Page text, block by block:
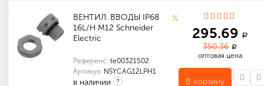
ВЕНТИЛ. ВВОДЫ IP68
16L/H M12 Schneider
Electric
Референс: te00321502
Артикул: NSYCAG12LPH1
в наличии ?
%
295.69 a
350.36 a
оптовая цена
В корзину